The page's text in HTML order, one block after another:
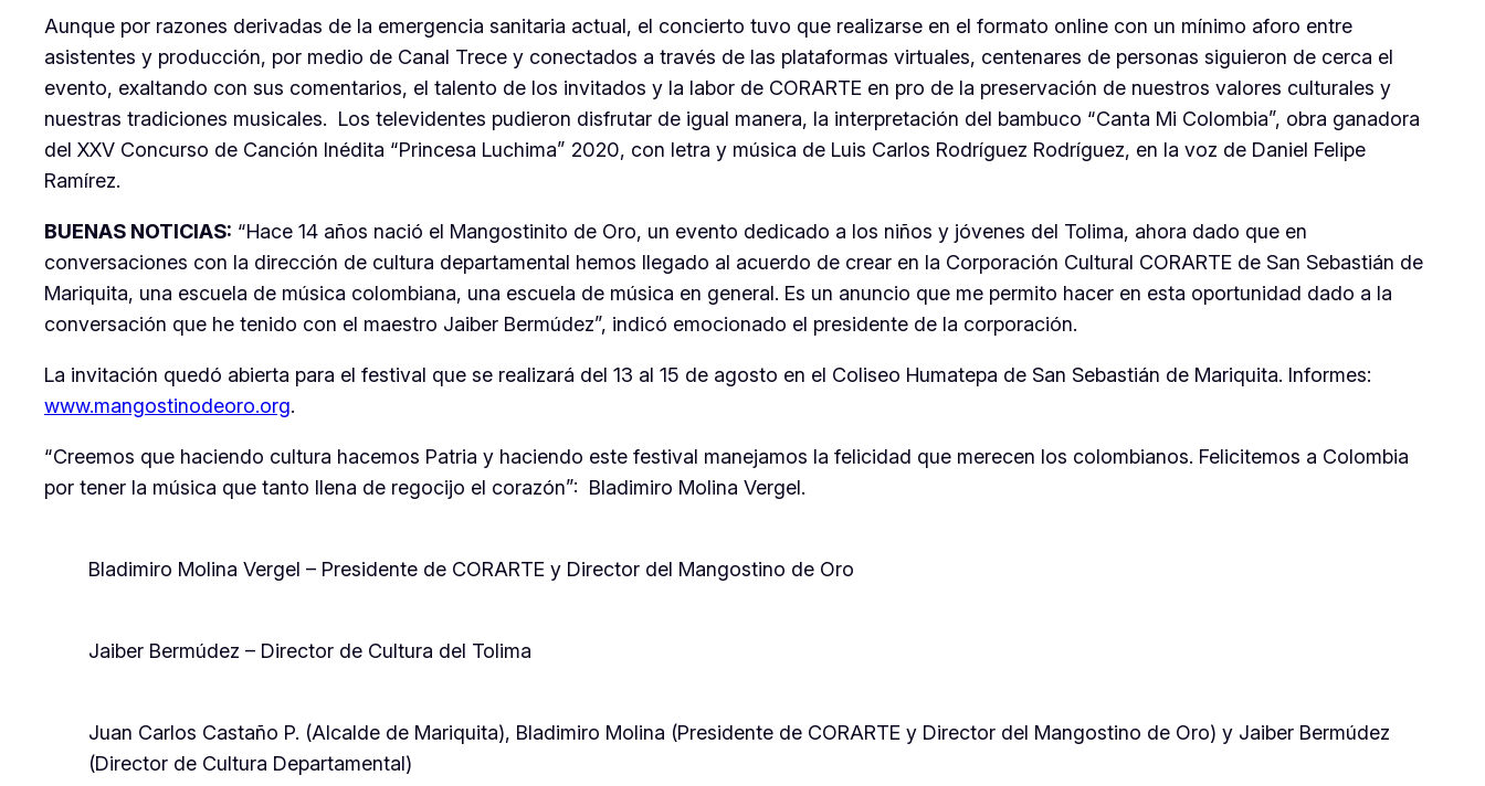
Aunque por razones derivadas de la emergencia sanitaria actual, el concierto tuvo que realizarse en el formato online con un mínimo aforo entre
asistentes y producción, por medio de Canal Trece y conectados a través de las plataformas virtuales, centenares de personas siguieron de cerca el
evento, exaltando con sus comentarios, el talento de los invitados y la labor de CORARTE en pro de la preservación de nuestros valores culturales y
nuestras tradiciones musicales. Los televidentes pudieron disfrutar de igual manera, la interpretación del bambuco “Canta Mi Colombia”, obra ganadora
del XXV Concurso de Canción Inédita “Princesa Luchima” 2020, con letra y música de Luis Carlos Rodríguez Rodríguez, en la voz de Daniel Felipe
Ramírez.
BUENAS NOTICIAS: “Hace 14 años nació el Mangostinito de Oro, un evento dedicado a los niños y jóvenes del Tolima, ahora dado que en
conversaciones con la dirección de cultura departamental hemos llegado al acuerdo de crear en la Corporación Cultural CORARTE de San Sebastián de
Mariquita, una escuela de música colombiana, una escuela de música en general. Es un anuncio que me permito hacer en esta oportunidad dado a la
conversación que he tenido con el maestro Jaiber Bermúdez”, indicó emocionado el presidente de la corporación.
La invitación quedó abierta para el festival que se realizará del 13 al 15 de agosto en el Coliseo Humatepa de San Sebastián de Mariquita. Informes:
www.mangostinodeoro.org.
“Creemos que haciendo cultura hacemos Patria y haciendo este festival manejamos la felicidad que merecen los colombianos. Felicitemos a Colombia
por tener la música que tanto llena de regocijo el corazón”: Bladimiro Molina Vergel.
Bladimiro Molina Vergel – Presidente de CORARTE y Director del Mangostino de Oro
Jaiber Bermúdez – Director de Cultura del Tolima
Juan Carlos Castaño P. (Alcalde de Mariquita), Bladimiro Molina (Presidente de CORARTE y Director del Mangostino de Oro) y Jaiber Bermúdez
(Director de Cultura Departamental)